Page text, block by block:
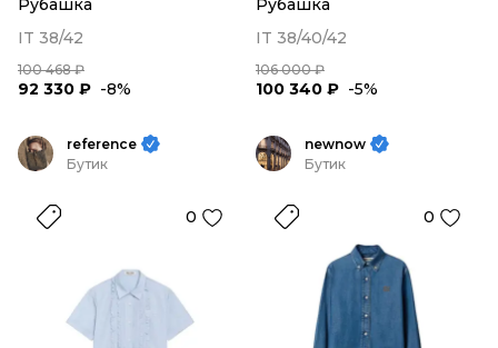
Рубашка
IT 38/42
100 468 ₽
92 330 ₽ -8%
Рубашка
IT 38/40/42
106 000 ₽
100 340 ₽ -5%
reference
Бутик
0
newnow
Бутик
0